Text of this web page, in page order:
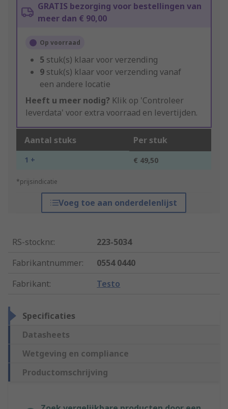
GRATIS bezorging voor bestellingen van
meer dan € 90,00
Op voorraad
5 stuk(s) klaar voor verzending
9 stuk(s) klaar voor verzending vanaf
een andere locatie
Heeft u meer nodig? Klik op 'Controleer
leverdata' voor extra voorraad en levertijden.
Aantal stuks Per stuk
1 + € 49,50
*prijsindicatie
Voeg toe aan onderdelenlijst
RS-stocknr.:
223-5034
Fabrikantnummer:
0554 0440
Fabrikant: Testo
Specificaties
Datasheets
Wetgeving en compliance
Productomschrijving